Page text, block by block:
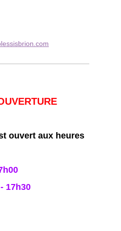
ouvert aux heures
17h30